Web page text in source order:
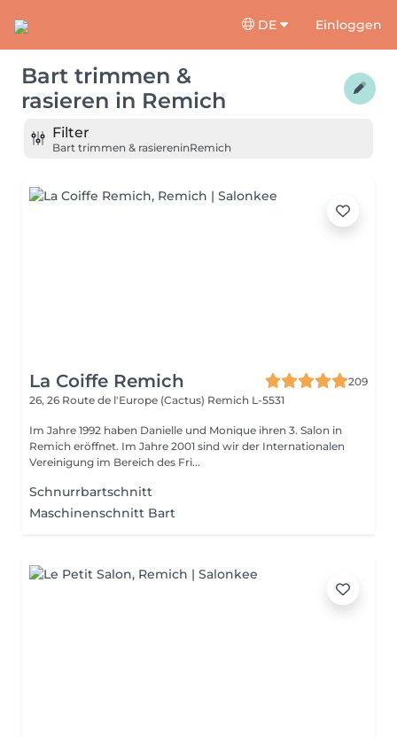
DE Einloggen
Bart trimmen &
rasieren in Remich
Filter
Bart trimmen & rasiereninRemich
La Coiffe Remich
209
26, 26 Route de l'Europe (Cactus) Remich L-5531
Im Jahre 1992 haben Danielle und Monique ihren 3. Salon in
Remich eröffnet. Im Jahre 2001 sind wir der Internationalen
Vereinigung im Bereich des Fri...
Schnurrbartschnitt
Maschinenschnitt Bart